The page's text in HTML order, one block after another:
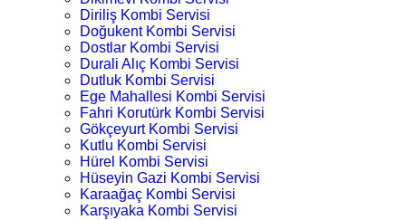
Diriliş Kombi Servisi
Doğukent Kombi Servisi
Dostlar Kombi Servisi
Durali Alıç Kombi Servisi
Dutluk Kombi Servisi
Ege Mahallesi Kombi Servisi
Fahri Korutürk Kombi Servisi
Gökçeyurt Kombi Servisi
Kutlu Kombi Servisi
Hürel Kombi Servisi
Hüseyin Gazi Kombi Servisi
Karaağaç Kombi Servisi
Karşıyaka Kombi Servisi